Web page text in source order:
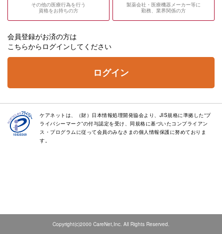
その他の医療行為を行う
資格をお持ちの方
製薬会社・医療機器メーカー等に
勤務、業界関係の方
会員登録がお済の方は
こちらからログインしてください
ログイン
ケアネットは、（財）日本情報処理開発協会より、JIS規格に準拠した“プ
ライバシーマーク”の付与認定を受け、同規格に基づいたコンプライアン
ス・プログラムに従って会員のみなさまの個人情報保護に努めておりま
す。
Copyright(c)2000 CareNet,Inc. All Rights Reserved.